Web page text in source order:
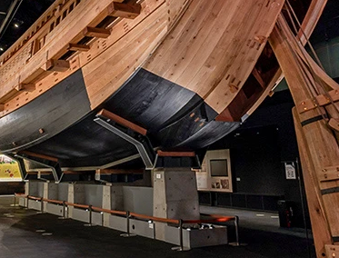
지금 바로 예약하기
Instagram
이용 약관
개인 정보 보호 정책